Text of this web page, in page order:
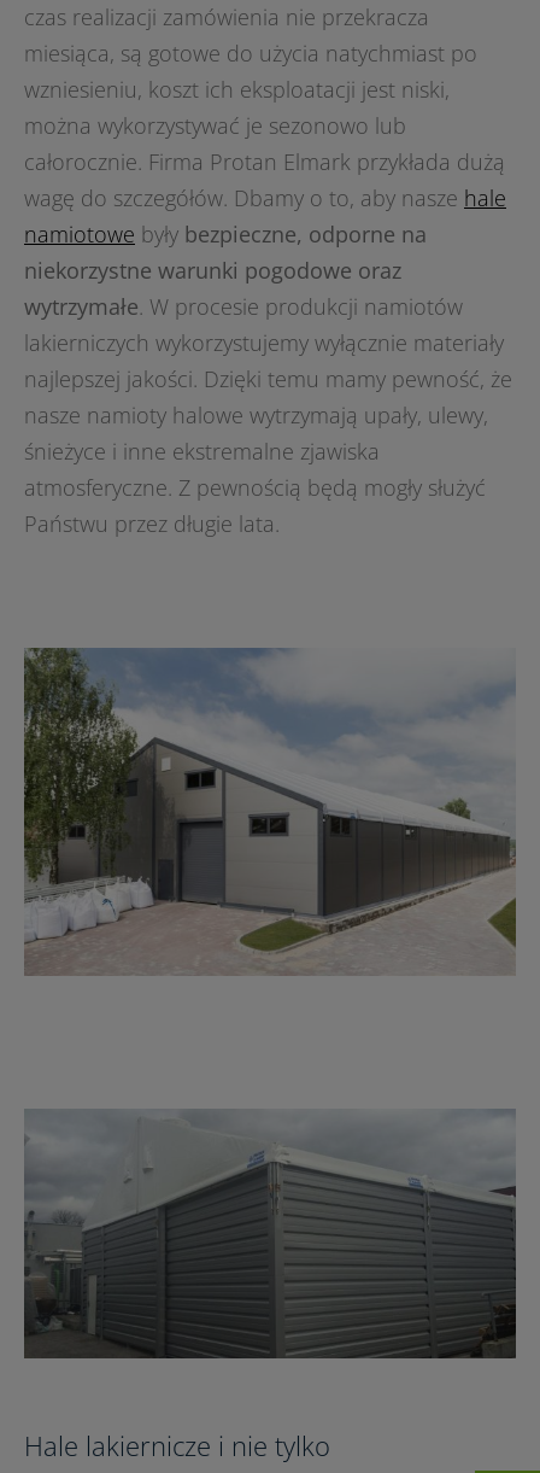
czas realizacji zamówienia nie przekracza
miesiąca, są gotowe do użycia natychmiast po
wzniesieniu, koszt ich eksploatacji jest niski,
można wykorzystywać je sezonowo lub
całorocznie. Firma Protan Elmark przykłada dużą
wagę do szczegółów. Dbamy o to, aby nasze hale
namiotowe były bezpieczne, odporne na
niekorzystne warunki pogodowe oraz
wytrzymałe. W procesie produkcji namiotów
lakierniczych wykorzystujemy wyłącznie materiały
najlepszej jakości. Dzięki temu mamy pewność, że
nasze namioty halowe wytrzymają upały, ulewy,
śnieżyce i inne ekstremalne zjawiska
atmosferyczne. Z pewnością będą mogły służyć
Państwu przez długie lata.
Hale lakiernicze i nie tylko